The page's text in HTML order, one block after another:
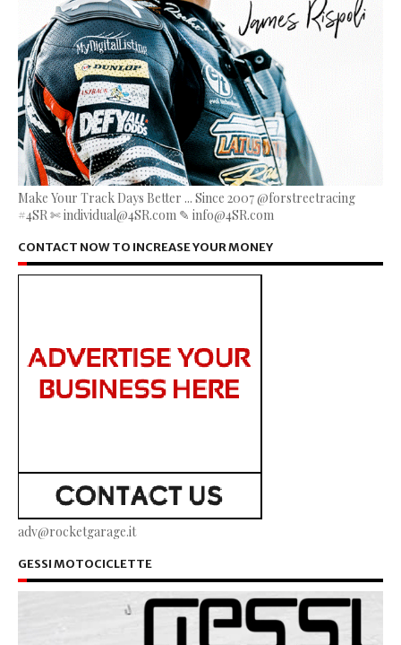
Make Your Track Days Better ... Since 2007 @forstreetracing
#4SR ✄ individual@4SR.com ✎ info@4SR.com
CONTACT NOW TO INCREASE YOUR MONEY
adv@rocketgarage.it
GESSI MOTOCICLETTE